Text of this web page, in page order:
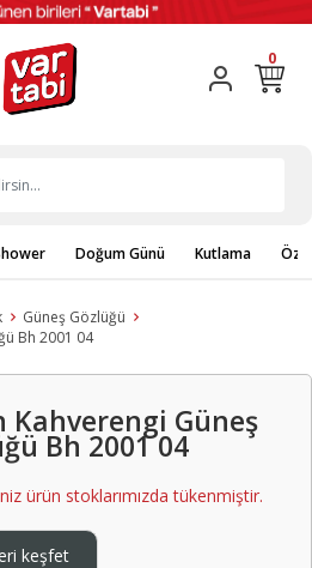
0
Doğum Günü Kutlama
Güneş Gözlüğü
Bh 2001 04
Kahverengi Güneş
Bh 2001 04
ürün stoklarımızda tükenmiştir.
keşfet